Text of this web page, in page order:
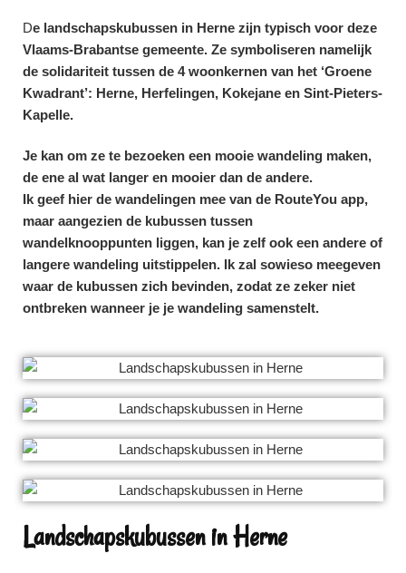
De landschapskubussen in Herne zijn typisch voor deze
Vlaams-Brabantse gemeente. Ze symboliseren namelijk
de solidariteit tussen de 4 woonkernen van het ‘Groene
Kwadrant’: Herne, Herfelingen, Kokejane en Sint-Pieters-
Kapelle.
Je kan om ze te bezoeken een mooie wandeling maken,
de ene al wat langer en mooier dan de andere.
Ik geef hier de wandelingen mee van de RouteYou app,
maar aangezien de kubussen tussen
wandelknooppunten liggen, kan je zelf ook een andere of
langere wandeling uitstippelen. Ik zal sowieso meegeven
waar de kubussen zich bevinden, zodat ze zeker niet
ontbreken wanneer je je wandeling samenstelt.
Landschapskubussen in Herne